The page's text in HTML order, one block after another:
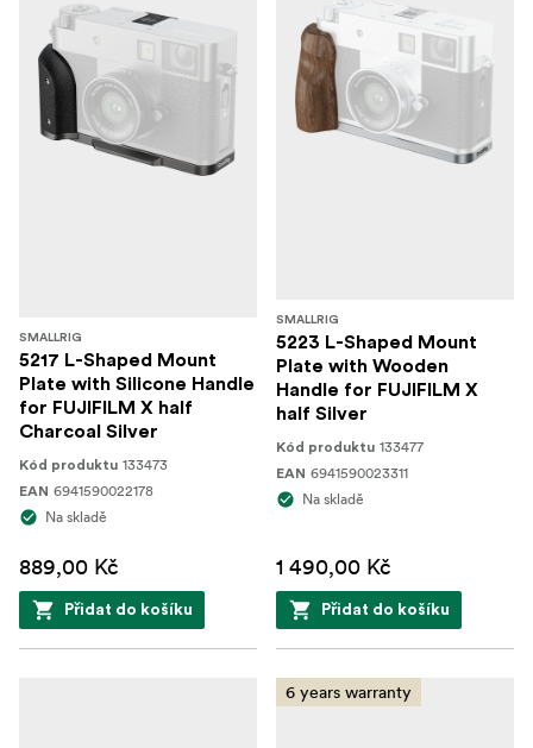
SMALLRIG
5217 L-Shaped Mount
Plate with Silicone Handle
for FUJIFILM X half
Charcoal Silver
Kód produktu 133473
EAN 6941590022178
Na skladě
889,00 Kč
Přidat do košíku
SMALLRIG
5223 L-Shaped Mount
Plate with Wooden
Handle for FUJIFILM X
half Silver
Kód produktu 133477
EAN 6941590023311
Na skladě
1 490,00 Kč
Přidat do košíku
6 years warranty